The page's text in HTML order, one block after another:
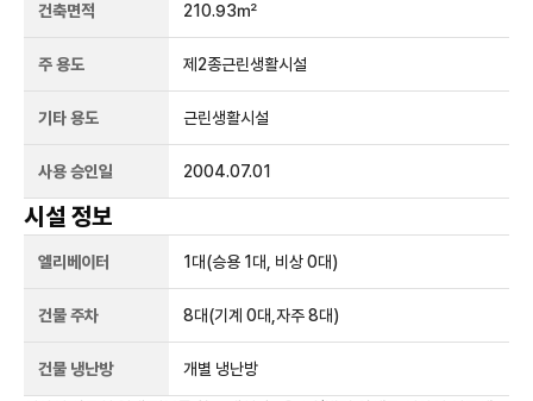
건축면적 210.93㎡
주 용도 제2종근린생활시설
기타 용도 근린생활시설
사용 승인일 2004.07.01
시설 정보
엘리베이터 1 대(승용 1대, 비상 0대)
건물 주차 8대(기계 0대,자주 8대)
건물 냉난방 개별 냉난방